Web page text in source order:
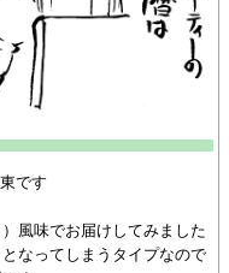
です
風味でお届けしてみました
なってしまうタイプなので